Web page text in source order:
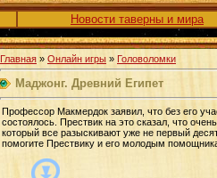
Новости таверны и мира
Главная » Онлайн игры » Головоломки
Маджонг. Древний Египет
Профессор Макмердок заявил, что без его
состоялось. Прествик на это сказал, что
который все разыскивают уже не первый
помогите Прествику и его молодым